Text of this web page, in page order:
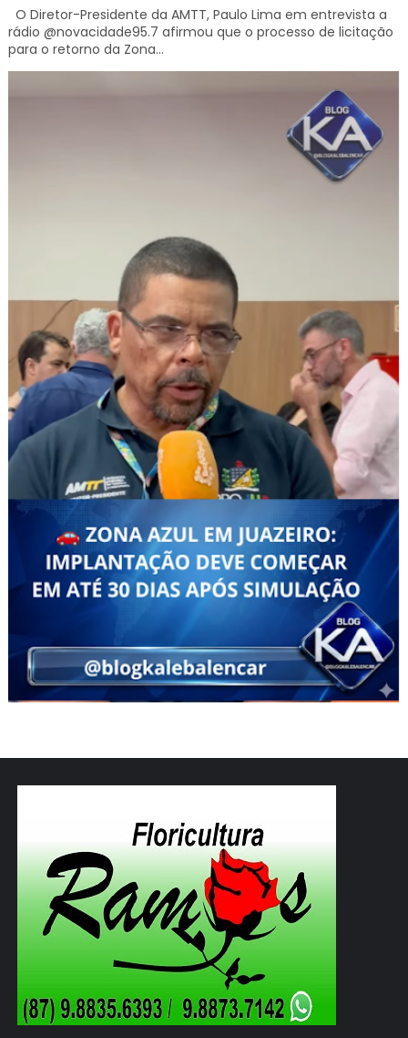
O Diretor-Presidente da AMTT, Paulo Lima em entrevista a
rádio @novacidade95.7 afirmou que o processo de licitação
para o retorno da Zona...